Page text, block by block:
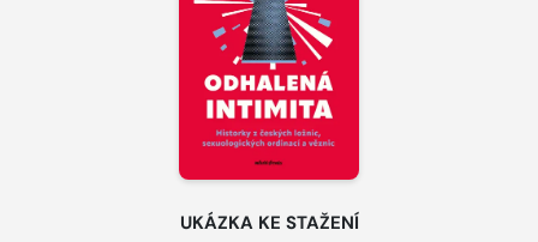
UKÁZKA KE STAŽENÍ